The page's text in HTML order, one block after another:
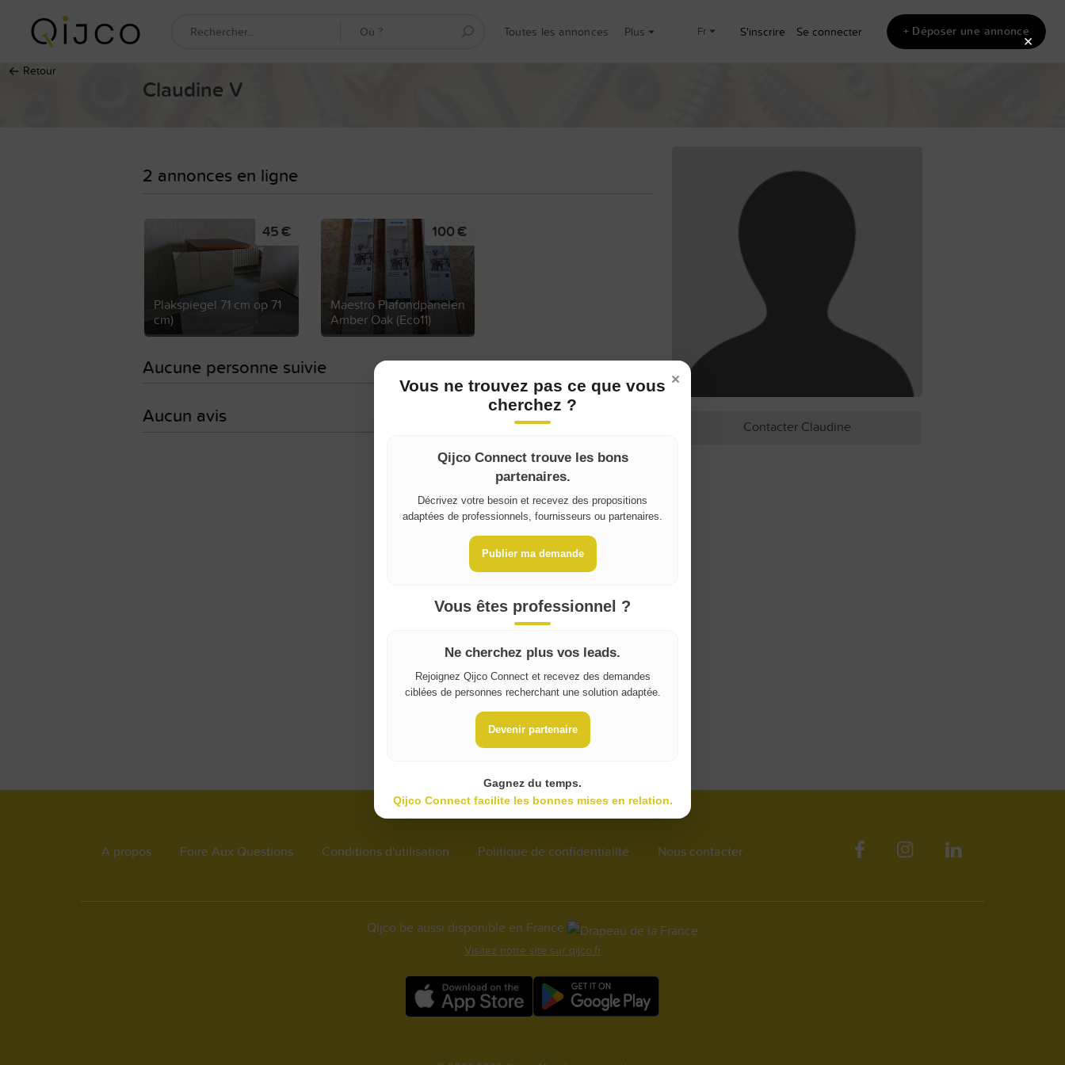
Toutes les annonces Plus fr S'inscrire Se connecter + Déposer une annonce
← Retour
Claudine V
2 annonces en ligne
Plakspiegel 71 cm op 71
cm)
45 €
Maestro Plafondpanelen
Amber Oak (Eco11)
100 €
Aucune personne suivie
Aucun avis
Contacter Claudine
A propos Foire Aux Questions Conditions d'utilisation Politique de confidentialité Nous contacter
Qijco.be aussi disponible en France
Visitez notre site sur qijco.fr
Where do you live?
Belgique / België
×
×
Vous ne trouvez pas ce que vous
cherchez ?
Qijco Connect trouve les bons
partenaires.
Décrivez votre besoin et recevez des propositions
adaptées de professionnels, fournisseurs ou partenaires.
Publier ma demande
Vous êtes professionnel ?
Ne cherchez plus vos leads.
Rejoignez Qijco Connect et recevez des demandes
ciblées de personnes recherchant une solution adaptée.
Devenir partenaire
Gagnez du temps.
Qijco Connect facilite les bonnes mises en relation.